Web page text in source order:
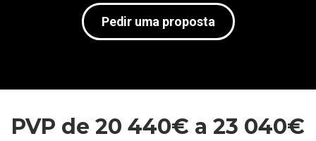
Pedir uma proposta
PVP de 20 440€ a 23 040€